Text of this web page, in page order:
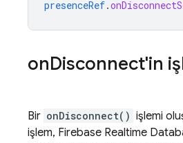
presenceRef.
onDisconnect'in
Bir onDisconnect() işlemi
işlem, Firebase Realtime